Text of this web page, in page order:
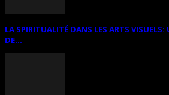
LA SPIRITUALITÉ DANS LES ARTS VISUELS:
DE...